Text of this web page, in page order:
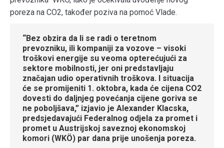
poreza na CO2, također poziva na pomoć Vlade.
“Bez obzira da li se radi o teretnom
prevozniku, ili kompaniji za vozove – visoki
troškovi energije su veoma opterećujući za
sektore mobilnosti, jer oni predstavljaju
značajan udio operativnih troškova. I situacija
će se promijeniti 1. oktobra, kada će cijena CO2
dovesti do daljnjeg povećanja cijene goriva se
ne poboljšava,” izjavio je Alexander Klacska,
predsjedavajući Federalnog odjela za promet i
promet u Austrijskoj saveznoj ekonomskoj
komori (WKÖ) par dana prije unošenja poreza.